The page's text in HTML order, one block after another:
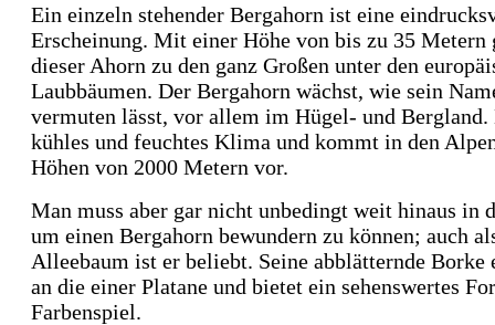
Ein einzeln stehender Bergahorn ist eine
Erscheinung. Mit einer Höhe von bis zu 35 Metern
dieser Ahorn zu den ganz Großen unter den
Laubbäumen. Der Bergahorn wächst, wie sein
vermuten lässt, vor allem im Hügel- und
kühles und feuchtes Klima und kommt in den
Höhen von 2000 Metern vor.
Man muss aber gar nicht unbedingt weit hinaus in
um einen Bergahorn bewundern zu können; auch
Alleebaum ist er beliebt. Seine abblätternde Borke
an die einer Platane und bietet ein sehenswertes
Farbenspiel.